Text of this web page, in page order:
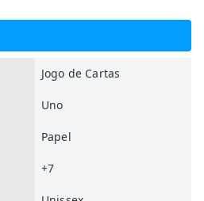
Jogo de Cartas
Uno
Papel
+7